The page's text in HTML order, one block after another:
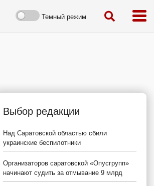
Темный режим
Выбор редакции
Над Саратовской областью сбили
украинские беспилотники
Организаторов саратовской «Опусгрупп»
начинают судить за отмывание 9 млрд